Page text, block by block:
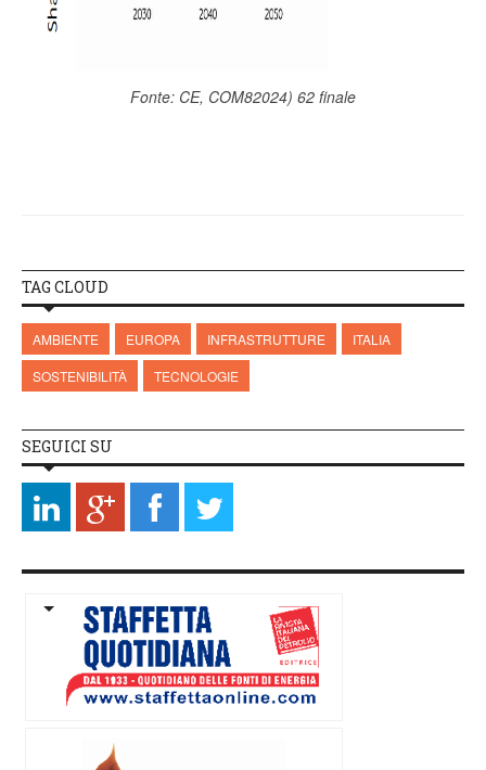
Fonte: CE, COM82024) 62 finale
TAG CLOUD
AMBIENTE EUROPA INFRASTRUTTURE
ITALIA
SOSTENIBILITÀ
TECNOLOGIE
SEGUICI SU